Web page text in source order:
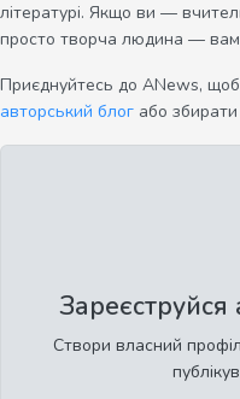
літературі. Якщо ви —
просто творча людина —
Приєднуйтесь до ANews, щоб
авторський блог або збирати
Зареєструйся
Створи власний